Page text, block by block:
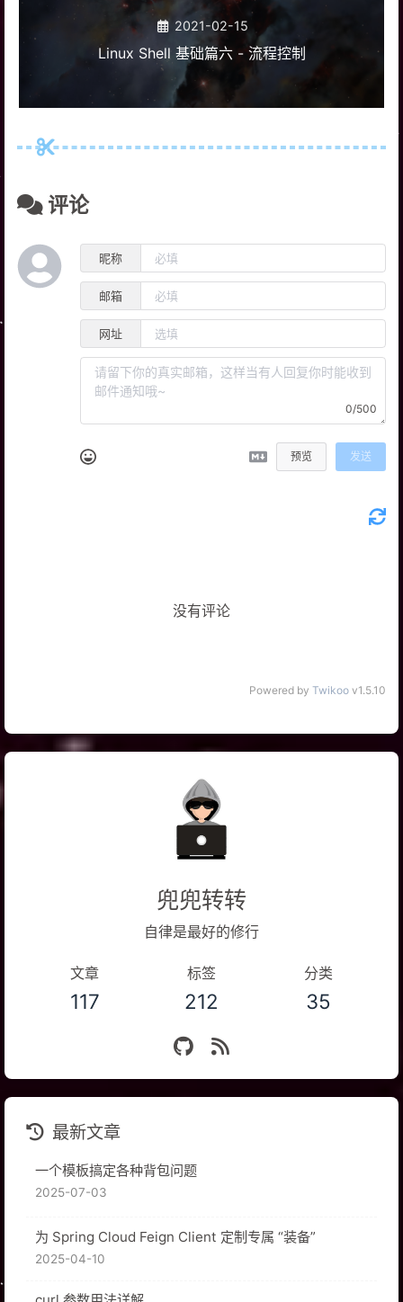
2021-02-15
Linux Shell 基础篇六 - 流程控制
评论
昵称
邮箱
网址
0/500
预览 发送
没有评论
Powered by Twikoo v1.5.10
兜兜转转
自律是最好的修行
文章
117
标签
212
分类
35
最新文章
一个模板搞定各种背包问题
2025-07-03
为 Spring Cloud Feign Client 定制专属 “装备”
2025-04-10